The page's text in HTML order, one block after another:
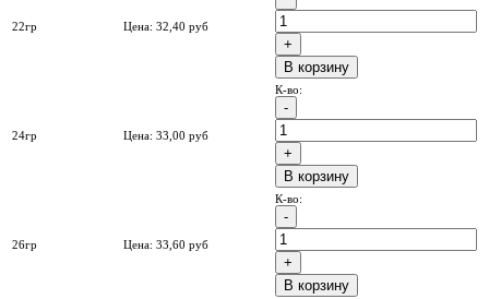
22гр Цена: 32,40 руб
B корзину
24гр Цена: 33,00 руб
К-во:
B корзину
26гр Цена: 33,60 руб
К-во:
B корзину